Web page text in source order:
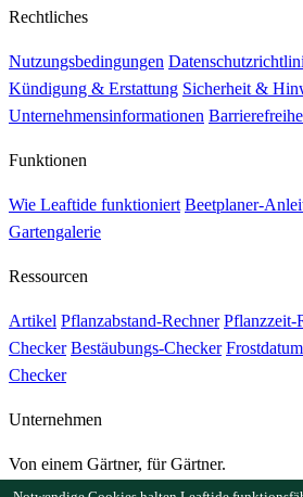
Rechtliches
Nutzungsbedingungen
Kündigung & Erstattung Sicherheit &
Unternehmensinformationen
Funktionen
Wie Leaftide funktioniert Beetplaner-
Gartengalerie
Ressourcen
Artikel Pflanzabstand-Rechner Pflanzzeit-
Checker Bestäubungs-Checker
Checker
Unternehmen
Von einem Gärtner, für Gärtner.
Entwickelt und betreut in Großbritannien.